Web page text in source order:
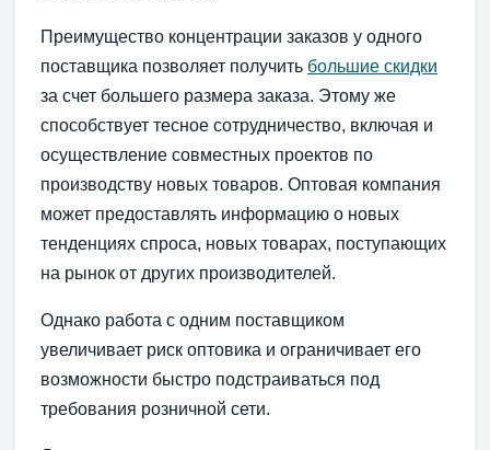
Преимущество концентрации заказов у одного
поставщика позволяет получить большие скидки
за счет большего размера заказа. Этому же
способствует тесное сотрудничество, включая и
осуществление совместных проектов по
производству новых товаров. Оптовая компания
может предоставлять информацию о новых
тенденциях спроса, новых товарах, поступающих
на рынок от других производителей.
Однако работа с одним поставщиком
увеличивает риск оптовика и ограничивает его
возможности быстро подстраиваться под
требования розничной сети.